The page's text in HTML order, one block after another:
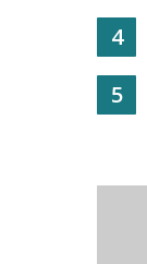
4
5